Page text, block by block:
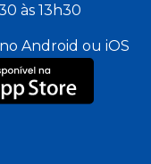
às 13h30
Android ou iOS